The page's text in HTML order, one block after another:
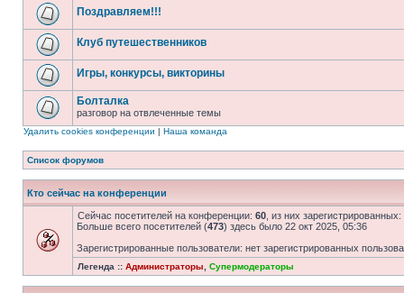
Поздравляем!!!
Клуб путешественников
Игры, конкурсы, викторины
Болталка
разговор на отвлеченные темы
Удалить cookies конференции | Наша команда
Список форумов
Кто сейчас на конференции
Сейчас посетителей на конференции: 60 , из них
Больше всего посетителей (473) здесь было 22 окт 2025, 05:36
Зарегистрированные пользователи: нет зарегистрированных
Легенда :: Администраторы Супермодераторы